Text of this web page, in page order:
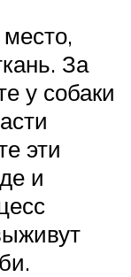
За
у собаки
эти
и